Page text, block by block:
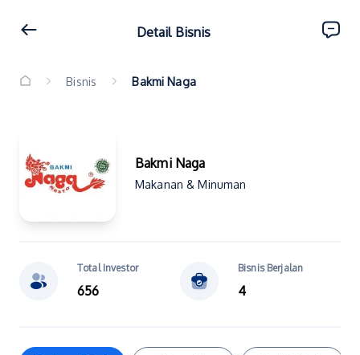
Detail Bisnis
Bisnis Bakmi Naga
Bakmi Naga
Makanan & Minuman
Total Investor
656
Bisnis Berjalan
4